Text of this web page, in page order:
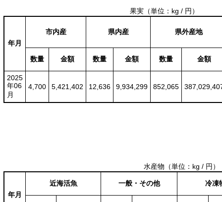
果実（単位：kg / 円）
年月
市内産 県内産 県外産地
数量 金額 数量 金額 数量 金額
2025
年06
月
4,700 5,421,402 12,636 9,934,299 852,065
水産物 （単位：kg / 円）
年月
近海活魚 一般・その他 冷凍